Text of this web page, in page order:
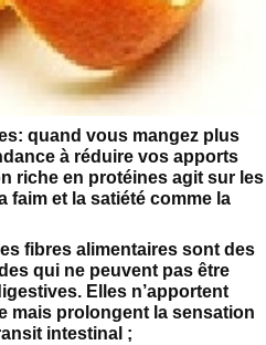
quand vous mangez plus
à réduire vos apports
riche en protéines agit sur les
faim et la satiété comme la
fibres alimentaires sont des
qui ne peuvent pas être
Elles n’apportent
mais prolongent la sensation
intestinal ;